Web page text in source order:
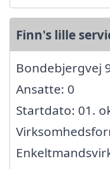
Finn's lille
Bondebjergvej
Ansatte: 0
Startdato: 01.